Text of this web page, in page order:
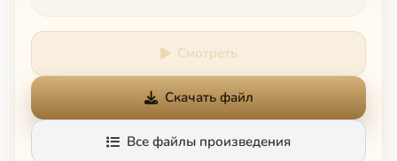
Смотреть
Скачать файл
Все файлы произведения